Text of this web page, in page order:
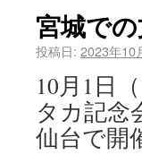
宮城で
投稿日: 2023年10
10月1日
タカ記念
仙台で開